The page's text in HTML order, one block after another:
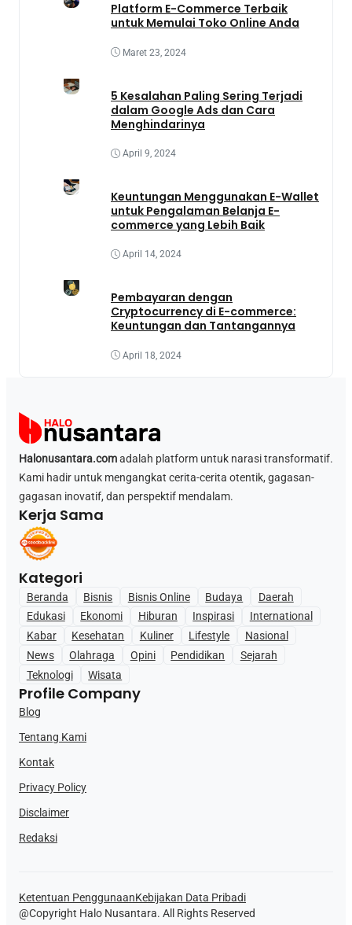
Platform E-Commerce Terbaik
untuk Memulai Toko Online Anda
Maret 23, 2024
5 Kesalahan Paling Sering Terjadi
dalam Google Ads dan Cara
Menghindarinya
April 9, 2024
Keuntungan Menggunakan E-Wallet
untuk Pengalaman Belanja E-
commerce yang Lebih Baik
April 14, 2024
Pembayaran dengan
Cryptocurrency di E-commerce:
Keuntungan dan Tantangannya
April 18, 2024
Halonusantara.comadalah platform untuk narasi transformatif.
Kami hadir untuk mengangkat cerita-cerita otentik, gagasan-
gagasan inovatif, dan perspektif mendalam.
Kerja Sama
Kategori
Beranda Bisnis Bisnis Online Budaya
Daerah
Edukasi
Ekonomi Hiburan Inspirasi
International
Kabar
Kesehatan Kuliner Lifestyle
Nasional
News
Olahraga Opini Pendidikan
Sejarah
Teknologi
Wisata
Profile Company
Blog
Tentang Kami
Kontak
Privacy Policy
Disclaimer
Redaksi
Ketentuan PenggunaanKebijakan Data Pribadi
@Copyright Halo Nusantara. All Rights Reserved